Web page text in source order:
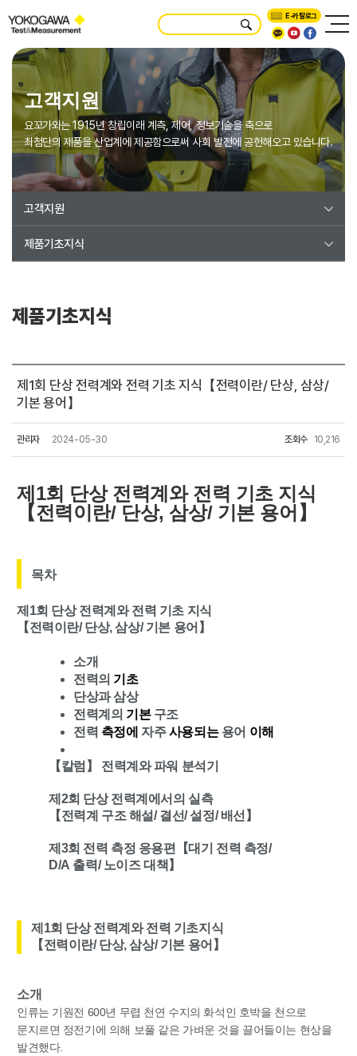
E-카탈로그
고객지원
요꼬가와는 1915년 창립이래 계측, 제어, 정보기술을 축으로
최첨단의 제품을 산업계에 제공함으로써 사회 발전에 공헌해오고 있습니다.
고객지원
제품기초지식
제품기초지식
제1회 단상 전력계와 전력 기초 지식【전력이란/ ​​단상, 삼상/
기본 용어】
관리자 2024-05-30 조회수 10,216
제1회 단상 전력계와 전력 기초 지식
【전력이란/ 단상, 삼상/ 기본 용어】
목차
제 1회 단상 전력계와 전력 기초 지식
【전력이란/단상,삼상/기본 용어】
소개
전력의 기초
단상과 삼상
전력계의 기본 구조
전력 측정에 자주 사용되는 용어 이해
【칼럼】 전력계와 파워 분석기
제 2회 단상 전력계에서의 실측
【전력계 구조 해설/결선/설정/배선】
제 3회 전력 측정 응용편【대기 전력 측정/
D/A 출력/ 노이즈 대책】
제 1회 단상 전력계와 전력 기초지식
【전력이란/단상,삼상/기 본 용어】
소개
인류는 기원전 600년 무렵 천연 수지의 화석인 호박을 천으로
문지르면 정전기에 의해 보풀 같은 가벼운 것을 끌어들이는 현상을
발견했다.